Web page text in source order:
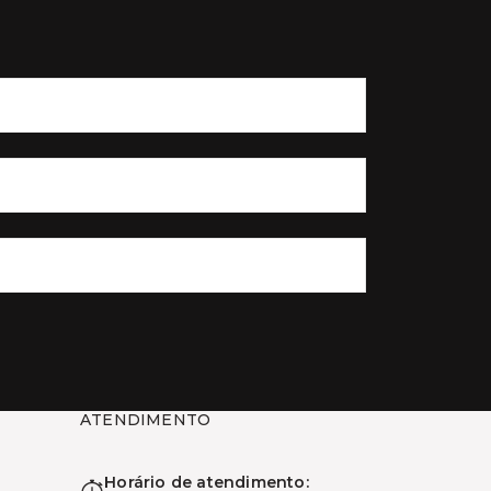
ATENDIMENTO
Horário de atendimento: